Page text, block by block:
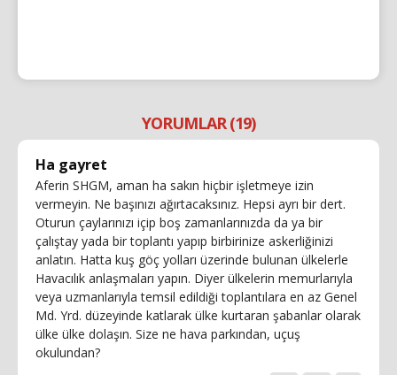
YORUMLAR (19)
Ha gayret
Aferin SHGM, aman ha sakın hiçbir işletmeye izin
vermeyin. Ne başınızı ağırtacaksınız. Hepsi ayrı bir dert.
Oturun çaylarınızı içip boş zamanlarınızda da ya bir
çalıştay yada bir toplantı yapıp birbirinize askerliğinizi
anlatın. Hatta kuş göç yolları üzerinde bulunan ülkelerle
Havacılık anlaşmaları yapın. Diyer ülkelerin memurlarıyla
veya uzmanlarıyla temsil edildiği toplantılara en az Genel
Md. Yrd. düzeyinde katlarak ülke kurtaran şabanlar olarak
ülke ülke dolaşın. Size ne hava parkından, uçuş
okulundan?